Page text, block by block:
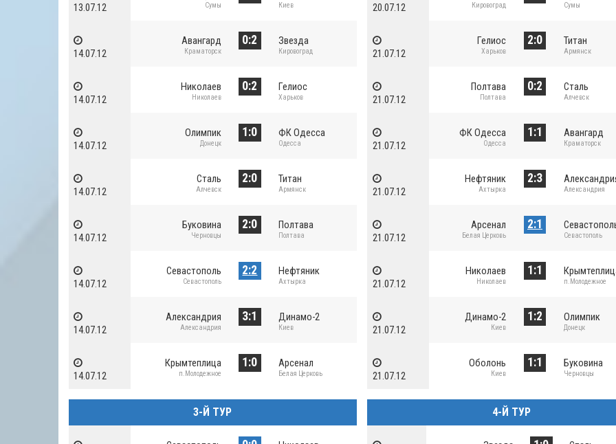
13.07.12 Сумы Киев
14.07.12
Авангард
Краматорск
0:2 Звезда
Кировоград
14.07.12
Николаев
Николаев
0:2 Гелиос
Харьков
14.07.12
Олимпик
Донецк
1:0 ФК Одесса
Одесса
14.07.12
Сталь
Алчевск
2:0 Титан
Армянск
14.07.12
Буковина
Черновцы
2:0 Полтава
Полтава
14.07.12
Севастополь
Севастополь
2:2 Нефтяник
Ахтырка
14.07.12
Александрия
Александрия
3:1 Динамо-2
Киев
14.07.12
Крымтеплица
п.Молодежное
1:0 Арсенал
Белая Церковь
20.07.12 Кировоград Сумы
21.07.12
Гелиос
Харьков
2:0 Титан
Армянск
21.07.12
Полтава
Полтава
0:2 Сталь
Алчевск
21.07.12
ФК Одесса
Одесса
1:1 Авангард
Краматорск
21.07.12
Нефтяник
Ахтырка
2:3
Александрия
21.07.12
Арсенал
Белая Церковь
2:1
Севастополь
21.07.12
Николаев
Николаев
1:1
п.Молодежное
21.07.12
Динамо-2
Киев
1:2 Олимпик
Донецк
21.07.12
Оболонь
Киев
1:1 Буковина
Черновцы
3-Й ТУР 4-Й ТУР